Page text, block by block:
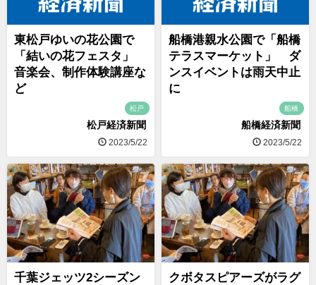
東松戸ゆいの花公園で
「結いの花フェスタ」
音楽会、制作体験講座な
ど
松戸
松戸経済新聞
2023/5/22
船橋港親水公園で「船橋
テラスマーケット」 ダ
ンスイベントは雨天中止
に
船橋
船橋経済新聞
2023/5/22
千葉ジェッツ2シーズン
クボタスピアーズがラグ